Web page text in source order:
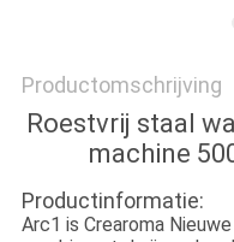
Productomschrijving
Roestvrij staal
machine
Productinformatie:
Arc1 is Crearoma